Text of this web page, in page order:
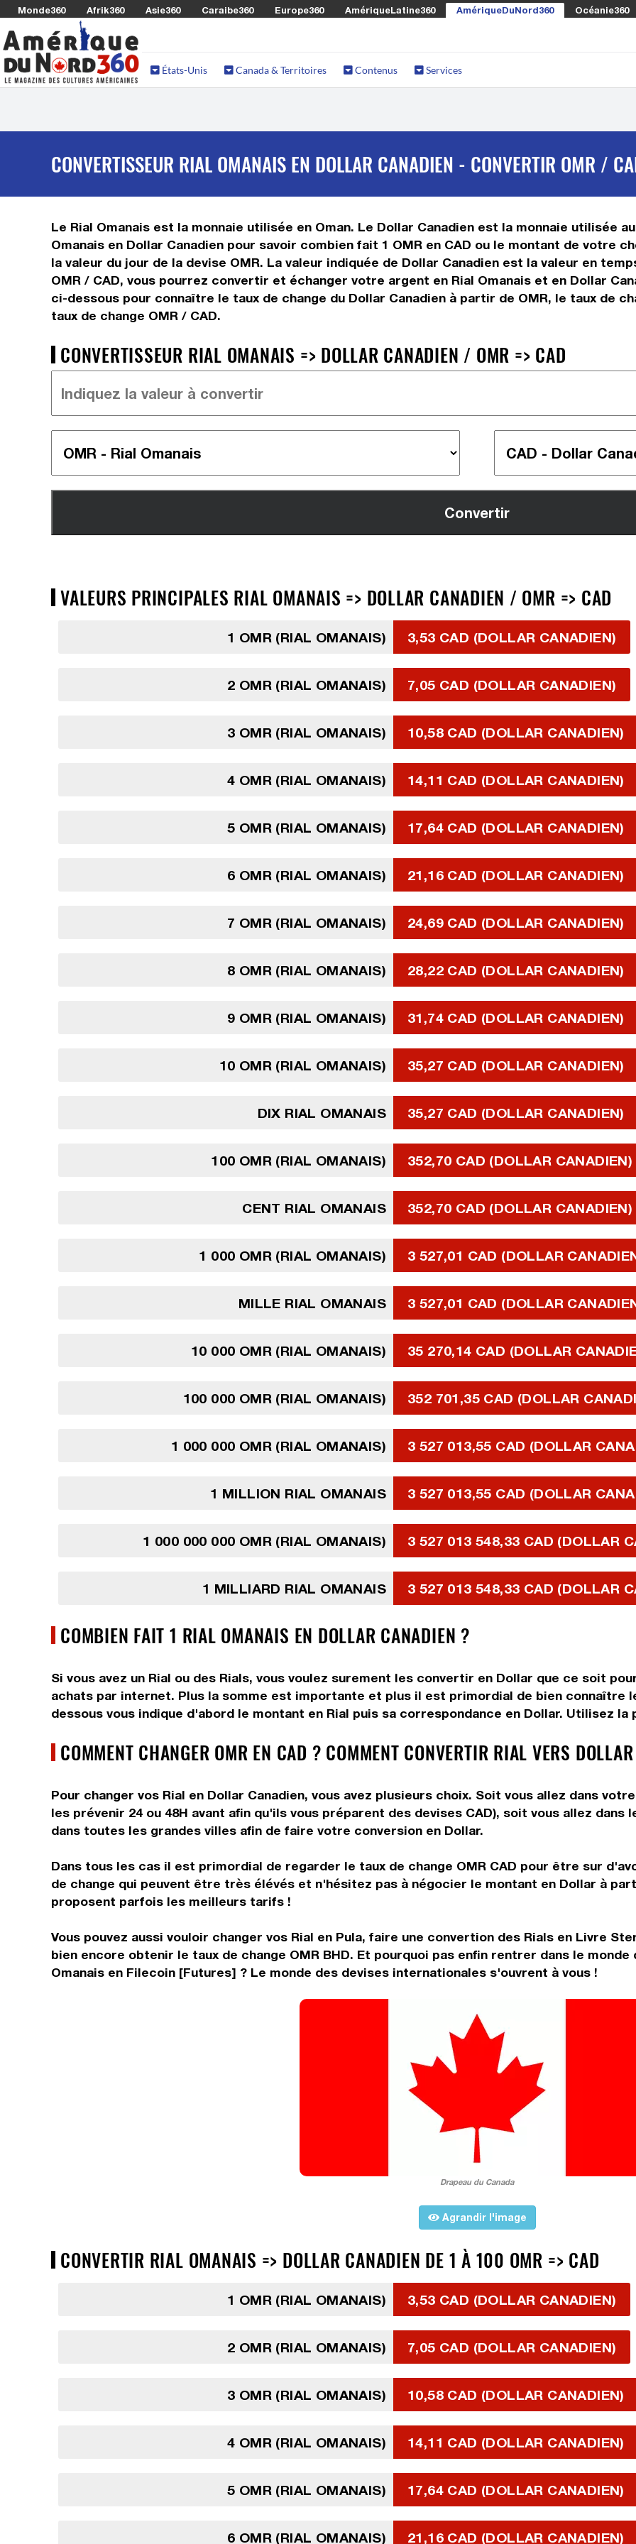
Monde360 Afrik360 Asie360 Caraibe360 Europe360 AmériqueLatine360 AmériqueDuNord360 Océanie360
États-Unis Canada & Territoires Contenus Services
CONVERTISSEUR RIAL OMANAIS EN DOLLAR CANADIEN - CONVERTIR OMR /
Le Rial Omanais est la monnaie utilisée en Oman. Le Dollar Canadien est la monnaie utilisée
Omanais en Dollar Canadien pour savoir combien fait 1 OMR en CAD ou le montant de votre
la valeur du jour de la devise OMR. La valeur indiquée de Dollar Canadien est la valeur en
OMR / CAD, vous pourrez convertir et échanger votre argent en Rial Omanais et en Dollar
ci-dessous pour connaître le taux de change du Dollar Canadien à partir de OMR, le taux de
taux de change OMR / CAD.
CONVERTISSEUR RIAL OMANAIS => DOLLAR CANADIEN / OMR => CAD
VALEURS PRINCIPALES RIAL OMANAIS => DOLLAR CANADIEN / OMR => CAD
1 OMR (RIAL OMANAIS) 3,53 CAD (DOLLAR CANADIEN)
2 OMR (RIAL OMANAIS) 7,05 CAD (DOLLAR CANADIEN)
3 OMR (RIAL OMANAIS) 10,58 CAD (DOLLAR CANADIEN)
4 OMR (RIAL OMANAIS) 14,11 CAD (DOLLAR CANADIEN)
5 OMR (RIAL OMANAIS) 17,64 CAD (DOLLAR CANADIEN)
6 OMR (RIAL OMANAIS) 21,16 CAD (DOLLAR CANADIEN)
7 OMR (RIAL OMANAIS) 24,69 CAD (DOLLAR CANADIEN)
8 OMR (RIAL OMANAIS) 28,22 CAD (DOLLAR CANADIEN)
9 OMR (RIAL OMANAIS) 31,74 CAD (DOLLAR CANADIEN)
10 OMR (RIAL OMANAIS) 35,27 CAD (DOLLAR CANADIEN)
DIX RIAL OMANAIS 35,27 CAD (DOLLAR CANADIEN)
100 OMR (RIAL OMANAIS) 352,70 CAD (DOLLAR CANADIEN)
CENT RIAL OMANAIS 352,70 CAD (DOLLAR CANADIEN)
1 000 OMR (RIAL OMANAIS) 3 527,01 CAD (DOLLAR
MILLE RIAL OMANAIS 3 527,01 CAD (DOLLAR
10 000 OMR (RIAL OMANAIS) 35 270,14 CAD (DOLLAR
100 000 OMR (RIAL OMANAIS) 352 701,35 CAD (DOLLAR
1 000 000 OMR (RIAL OMANAIS) 3 527 013,55 CAD (DOLLAR
1 MILLION RIAL OMANAIS 3 527 013,55 CAD (DOLLAR
1 000 000 000 OMR (RIAL OMANAIS) 3 527 013 548,33 CAD (DOLLAR
1 MILLIARD RIAL OMANAIS 3 527 013 548,33 CAD (DOLLAR
COMBIEN FAIT 1 RIAL OMANAIS EN DOLLAR CANADIEN ?
Si vous avez un Rial ou des Rials, vous voulez surement les convertir en Dollar que ce soit
achats par internet. Plus la somme est importante et plus il est primordial de bien connaître
dessous vous indique d'abord le montant en Rial puis sa correspondance en Dollar. Utilisez la
COMMENT CHANGER OMR EN CAD ? COMMENT CONVERTIR RIAL VERS
Pour changer vos Rial en Dollar Canadien, vous avez plusieurs choix. Soit vous allez dans
les prévenir 24 ou 48H avant afin qu'ils vous préparent des devises CAD), soit vous allez dans
dans toutes les grandes villes afin de faire votre conversion en Dollar.
Dans tous les cas il est primordial de regarder le taux de change OMR CAD pour être sur
de change qui peuvent être très élévés et n'hésitez pas à négocier le montant en Dollar à
proposent parfois les meilleurs tarifs !
Vous pouvez aussi vouloir changer vos Rial en Pula, faire une convertion des Rials en Livre
bien encore obtenir le taux de change OMR BHD. Et pourquoi pas enfin rentrer dans le
Omanais en Filecoin [Futures] ? Le monde des devises internationales s'ouvrent à vous !
Drapeau du Canada
Agrandir l'image
CONVERTIR RIAL OMANAIS => DOLLAR CANADIEN DE 1 À 100 OMR => CAD
1 OMR (RIAL OMANAIS) 3,53 CAD (DOLLAR CANADIEN)
2 OMR (RIAL OMANAIS) 7,05 CAD (DOLLAR CANADIEN)
3 OMR (RIAL OMANAIS) 10,58 CAD (DOLLAR CANADIEN)
4 OMR (RIAL OMANAIS) 14,11 CAD (DOLLAR CANADIEN)
5 OMR (RIAL OMANAIS) 17,64 CAD (DOLLAR CANADIEN)
6 OMR (RIAL OMANAIS) 21,16 CAD (DOLLAR CANADIEN)